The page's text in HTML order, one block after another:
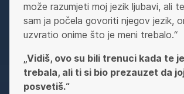
može razumjeti moj jezik ljubavi, ali
sam ja počela govoriti njegov jezik,
uzvratio onime što je meni trebalo.“
„Vidiš, ovo su bili trenuci kada te
trebala, ali ti si bio prezauzet da
posvetiš.“